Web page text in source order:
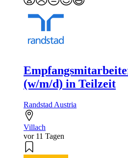
(w/m/d) in Teilzeit
Randstad Austria
Villach
vor 11 Tagen